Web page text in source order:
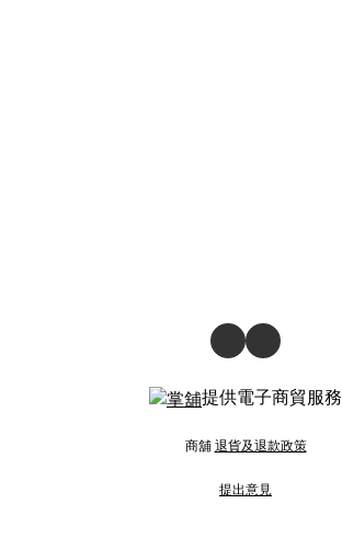
提供電子商貿服務
商舖 退貨及退款政策
提出意見